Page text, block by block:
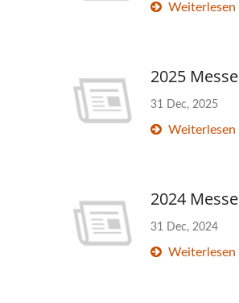
Weiterlesen
2025 Messe
31 Dec, 2025
Weiterlesen
2024 Messe
31 Dec, 2024
Weiterlesen